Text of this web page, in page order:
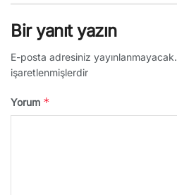
Bir yanıt yazın
E-posta adresiniz yayınlanmayacak.
işaretlenmişlerdir
Yorum *